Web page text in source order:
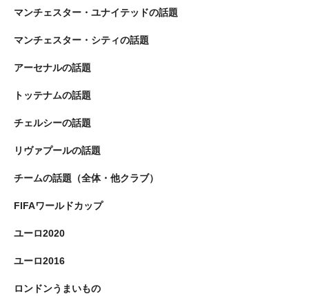
マンチェスター・ユナイテッドの話題
マンチェスター・シティの話題
アーセナルの話題
トッテナムの話題
チェルシーの話題
リヴァプールの話題
チームの話題（全体・他クラブ）
FIFAワールドカップ
ユーロ2020
ユーロ2016
ロンドンうまいもの